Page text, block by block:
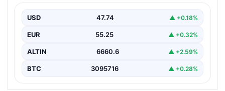
Başlattı
Galatasaray Spor Kulübü, son zamanlarda özellikle
sosyal medya platformlarında artış gösteren nefret
söylemi ve…
USD 47.74 ▲ +0.18%
EUR 55.25 ▲ +0.32%
ALTIN 6660.6 ▲ +2.59%
BTC 3095716 ▲ +0.28%